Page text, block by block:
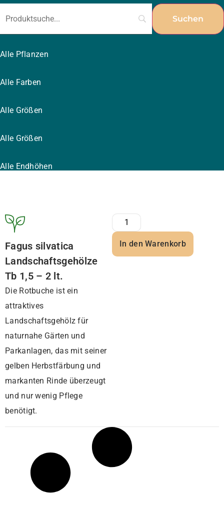
Alle Pflanzen
Alle Farben
Alle Größen
Alle Größen
Alle Endhöhen
Fagus silvatica
Landschaftsgehölze
Tb 1,5 – 2 lt.
Die Rotbuche ist ein
attraktives
Landschaftsgehölz für
naturnahe Gärten und
Parkanlagen, das mit seiner
gelben Herbstfärbung und
markanten Rinde überzeugt
und nur wenig Pflege
benötigt.
In den Warenkorb